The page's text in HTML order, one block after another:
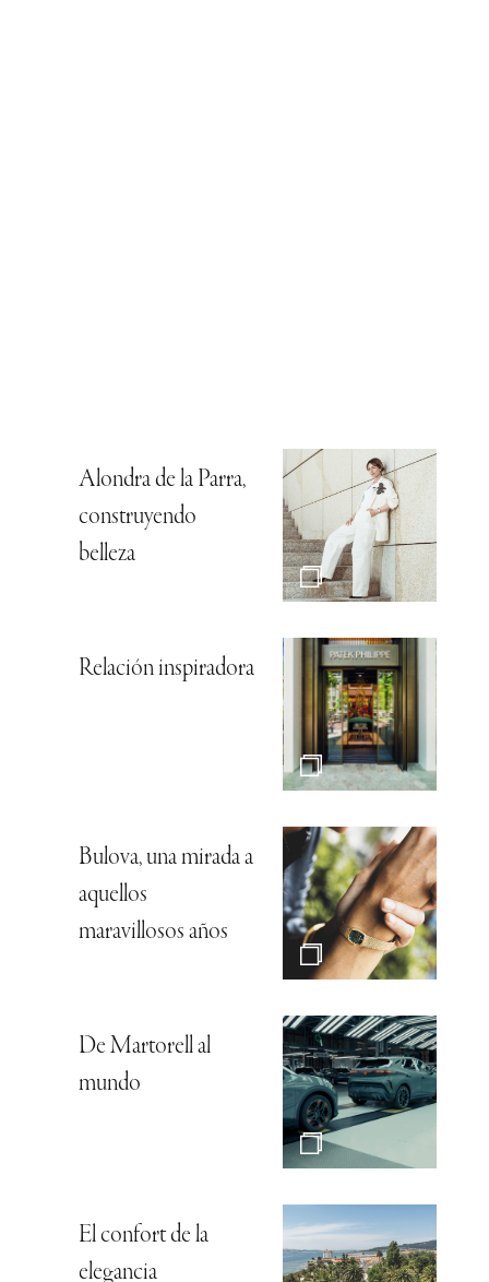
Alondra de la Parra,
construyendo
belleza
Relación inspiradora
Bulova, una mirada a
aquellos
maravillosos años
De Martorell al
mundo
El confort de la
elegancia